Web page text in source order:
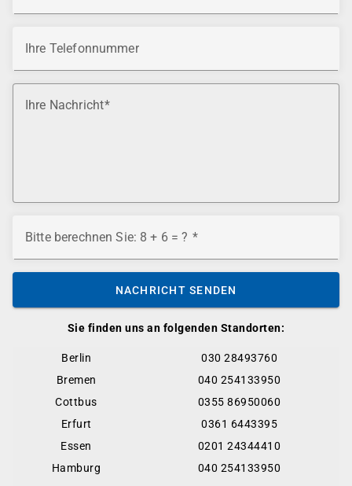
Sie finden uns an folgenden Standorten:
Berlin
030 28493760
Bremen
040 254133950
Cottbus
0355 86950060
Erfurt
0361 6443395
Essen
0201 24344410
Hamburg
040 254133950
Ihre Telefonnummer
Ihre Nachricht
Bitte berechnen Sie: 8 + 6 = ?
NACHRICHT SENDEN